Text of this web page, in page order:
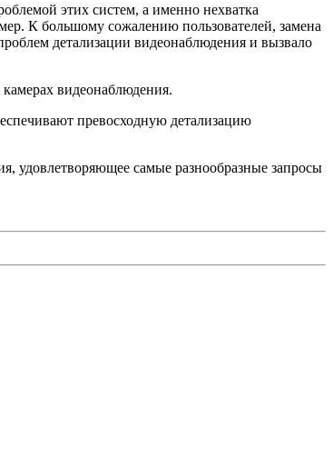
этих систем, а именно нехватка
К большому сожалению пользователей, замена
детализации видеонаблюдения и вызвало
видеонаблюдения.
превосходную детализацию
удовлетворяющее самые разнообразные запросы